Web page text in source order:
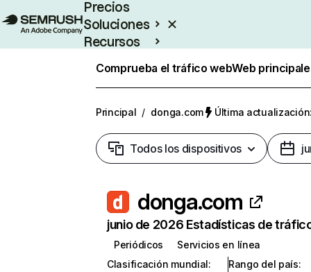
Precios
Soluciones
Recursos
Comprueba el tráfico webWeb
Principal / donga.com Última
Todos los dispositivos
donga.com
junio de 2026 Estadísticas de
Periódicos
Servicios en línea
Clasificación mundial:
Rango del país: